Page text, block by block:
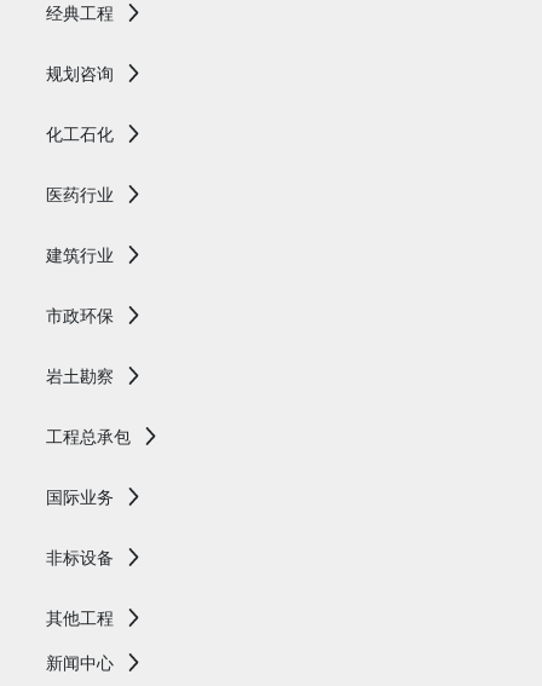
经典工程
规划咨询
化工石化
医药行业
建筑行业
市政环保
岩土勘察
工程总承包
国际业务
非标设备
其他工程
新闻中心